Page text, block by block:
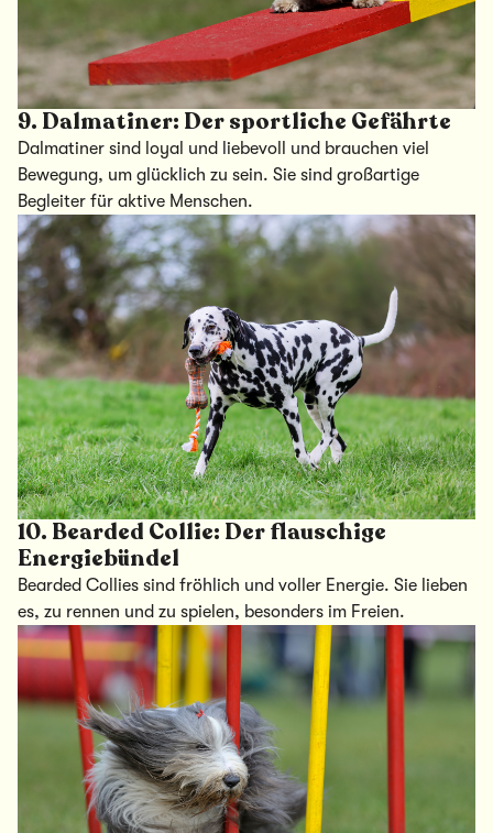
9. Dalmatiner: Der sportliche Gefährte
Dalmatiner sind loyal und liebevoll und brauchen viel
Bewegung, um glücklich zu sein. Sie sind großartige
Begleiter für aktive Menschen.
10. Bearded Collie: Der flauschige
Energiebündel
Bearded Collies sind fröhlich und voller Energie. Sie lieben
es, zu rennen und zu spielen, besonders im Freien.